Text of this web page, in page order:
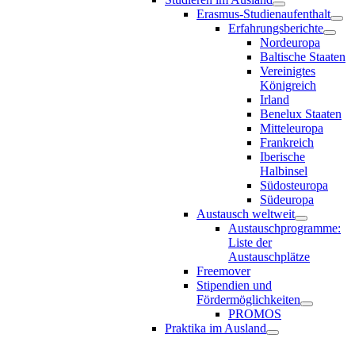
Erasmus-Studienaufenthalt
Erfahrungsberichte
Nordeuropa
Baltische Staaten
Vereinigtes
Königreich
Irland
Benelux Staaten
Mitteleuropa
Frankreich
Iberische
Halbinsel
Südosteuropa
Südeuropa
Austausch weltweit
Austauschprogramme:
Liste der
Austauschplätze
Freemover
Stipendien und
Fördermöglichkeiten
PROMOS
Praktika im Ausland